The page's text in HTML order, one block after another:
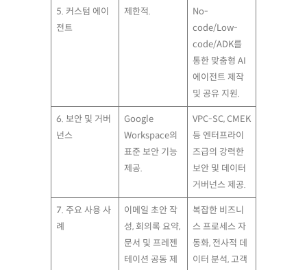
5. 커스텀 에이
전트
제한적.
No-
code/Low-
code/ADK를
통한 맞춤형 AI
에이전트 제작
및 공유 지원.
6. 보안 및 거버
넌스
Google
Workspace의
표준 보안 기능
제공.
VPC-SC, CMEK
등 엔터프라이
즈급의 강력한
보안 및 데이터
거버넌스 제공.
7. 주요 사용 사
례
이메일 초안 작
성, 회의록 요약,
문서 및 프레젠
테이션 공동 제
복잡한 비즈니
스 프로세스 자
동화, 전사적 데
이터 분석, 고객